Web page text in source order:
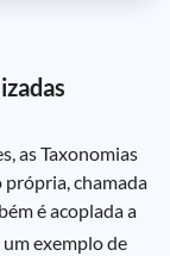
as Taxonomias
própria, chamada
é acoplada a
um exemplo de